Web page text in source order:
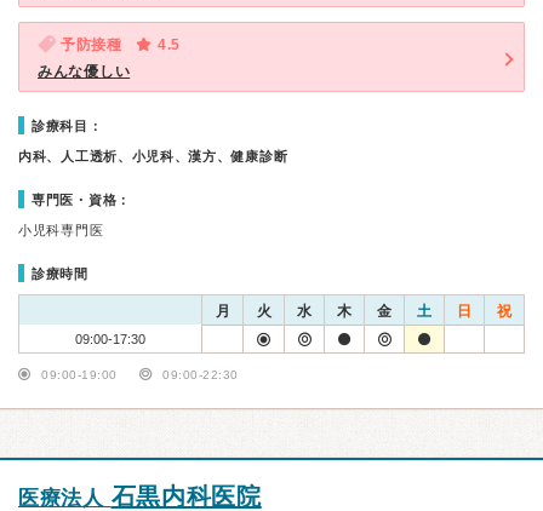
予防接種
4.5
みんな優しい
診療科目：
内科、人工透析、小児科、漢方、健康診断
専門医・資格：
小児科専門医
診療時間
月 火 水 木 金 土 日 祝
09:00-17:30
09:00-19:00 09:00-22:30
医療法人 石黒内科医院